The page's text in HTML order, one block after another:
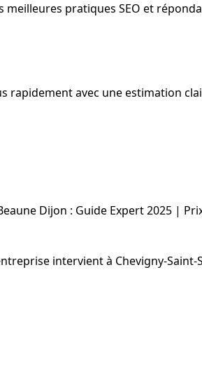
pratiques SEO et
rapidement avec une estimation
Dijon : Guide Expert 2025 |
intervient à Chevigny-